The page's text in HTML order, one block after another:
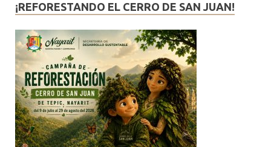
¡REFORESTANDO EL CERRO DE SAN JUAN!